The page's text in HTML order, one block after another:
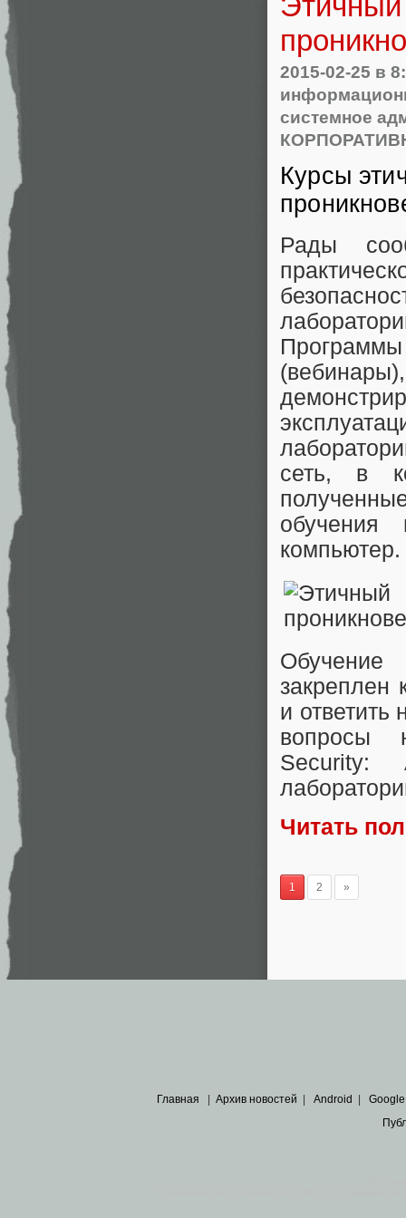
2015-02-25 в
системное
Курсы
Рады
сеть, в
обучения
компьютер.
закреплен
и
вопросы
Security:
Читать
1 2 »
Главная Архив новостей Android Google